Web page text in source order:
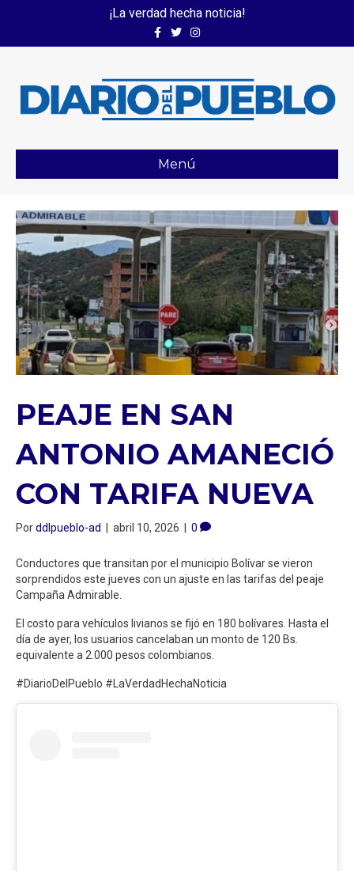
¡La verdad hecha noticia!
FacebookTwitterInstagram
Menú
PEAJE EN SAN
ANTONIO AMANECIÓ
CON TARIFA NUEVA
Porddlpueblo-ad abril 10, 2026 0
Conductores que transitan por el municipio Bolívar se vieron
sorprendidos este jueves con un ajuste en las tarifas del peaje
Campaña Admirable.
El costo para vehículos livianos se fijó en 180 bolívares. Hasta el
día de ayer, los usuarios cancelaban un monto de 120 Bs.
equivalente a 2.000 pesos colombianos.
#DiarioDelPueblo #LaVerdadHechaNoticia